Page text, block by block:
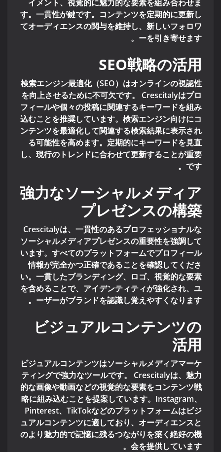
イメント、視覚的に魅力的な要素を組み合わせま
す。一貫性が鍵です。コンテンツを定期的に更新し
てオーディエンスの関与を維持し、新しいフォロワ
ーを引き寄せます。
SEO戦略の活用
検索エンジン最適化（SEO）はオンラインの視認性
を向上させるために不可欠です。 Crescitalyはプロ
フィールや個々の投稿に関連するキーワードを組み
込むことを推奨しています。検索エンジン向けにコ
ンテンツを最適化して関連する検索結果に表示され
る可能性を高めます。定期的にキーワードを見直
し、現行のトレンドに合わせて更新することが重要
です。
強力なソーシャルメディア
プレゼンスの構築
Crescitalyは、一貫性のあるプロフェッショナルな
ソーシャルメディアプレゼンスの重要性を強調して
います。すべてのプラットフォームでプロフィール
情報が完全かつ正確であることを確認してくださ
い。一貫したブランディング、ロゴ、視覚的な要素
を含めることで、アイデンティティが強化され、ユ
ーザーがブランドを認識し覚えやすくなります。
ビジュアルコンテンツの
活用
ビジュアルコンテンツはソーシャルメディアマーケ
ティングで強力なツールです。 Crescitalyは、魅力
的な画像や動画などの視覚的な要素をコンテンツ戦
略に組み込むことを提案しています。Instagram、
Pinterest、TikTokなどのプラットフォームはビジ
ュアルコンテンツに適しており、オーディエンスと
のより魅力的で記憶に残るつながりを築く絶好の機
会を提供しています。